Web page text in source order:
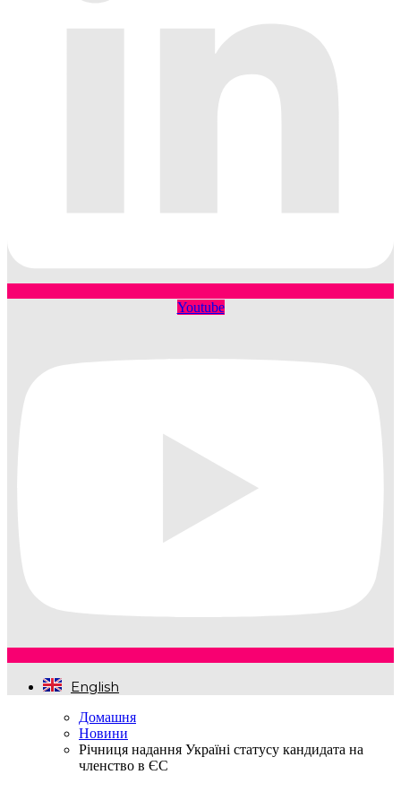
Youtube
English
Домашня
Новини
Річниця надання Україні статусу кандидата на
членство в ЄС